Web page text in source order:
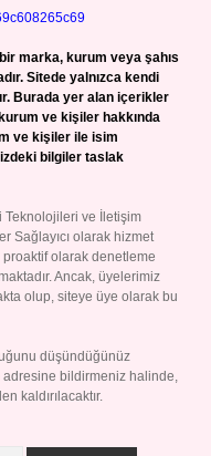
marka, kurum veya şahıs
Sitede yalnızca kendi
Burada yer alan içerikler
ve kişiler hakkında
ve kişiler ile isim
bilgiler taslak
Teknolojileri ve İletişim
Sağlayıcı olarak hizmet
olarak denetleme
Ancak, üyelerimiz
olup, siteye üye olarak bu
düşündüğünüz
adresine bildirmeniz halinde,
kaldırılacaktır.